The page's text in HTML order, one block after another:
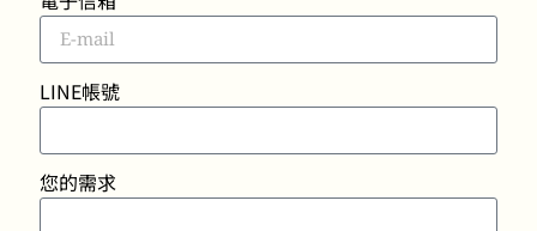
LINE帳號
您的需求